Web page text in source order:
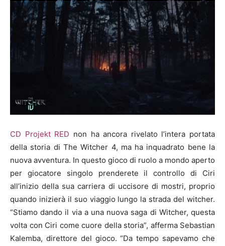
CD Projekt RED non ha ancora rivelato l’intera portata
della storia di The Witcher 4, ma ha inquadrato bene la
nuova avventura. In questo gioco di ruolo a mondo aperto
per giocatore singolo prenderete il controllo di Ciri
all’inizio della sua carriera di uccisore di mostri, proprio
quando inizierà il suo viaggio lungo la strada del witcher.
“Stiamo dando il via a una nuova saga di Witcher, questa
volta con Ciri come cuore della storia”, afferma Sebastian
Kalemba, direttore del gioco. “Da tempo sapevamo che